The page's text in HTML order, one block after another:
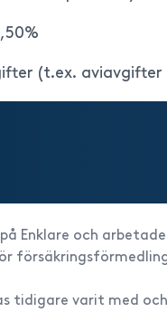
(t.ex.
Enklare och
tidigare varit med